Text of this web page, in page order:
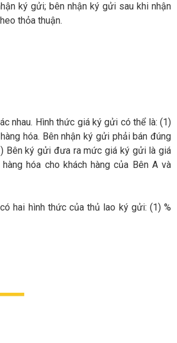
ký gửi; bên nhận ký gửi sau khi nhận
thỏa thuận.
nhau. Hình thức giá ký gửi có thể là: (1)
hóa. Bên nhận ký gửi phải bán đúng
Bên ký gửi đưa ra mức giá ký gửi là giá
hóa cho khách hàng của Bên A và
hai hình thức của thủ lao ký gửi: (1) %